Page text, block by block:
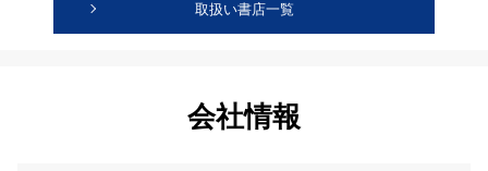
取扱い書店一覧
会社情報